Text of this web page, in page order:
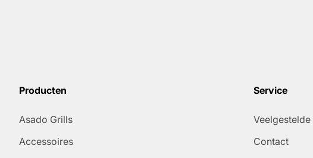
Producten
Asado Grills
Accessoires
Service
Contact